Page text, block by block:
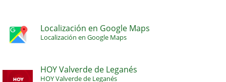
Localización en Google Maps
Localización en Google Maps
HOY Valverde de Leganés
HOY Valverde de Leganés